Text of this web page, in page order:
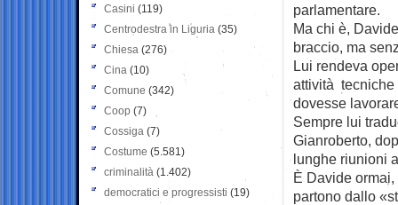
parlamentare.
Ma chi è,
braccio, ma
Lui rendeva
attività tecniche
dovesse
Sempre lui
Gianroberto,
lunghe riunioni
È Davide
partono dallo
Casini (119)
Centrodestra in Liguria (35)
Chiesa (276)
Cina (10)
Comune (342)
Coop (7)
Cossiga (7)
Costume (5.581)
criminalità (1.402)
democratici e progressisti (19)